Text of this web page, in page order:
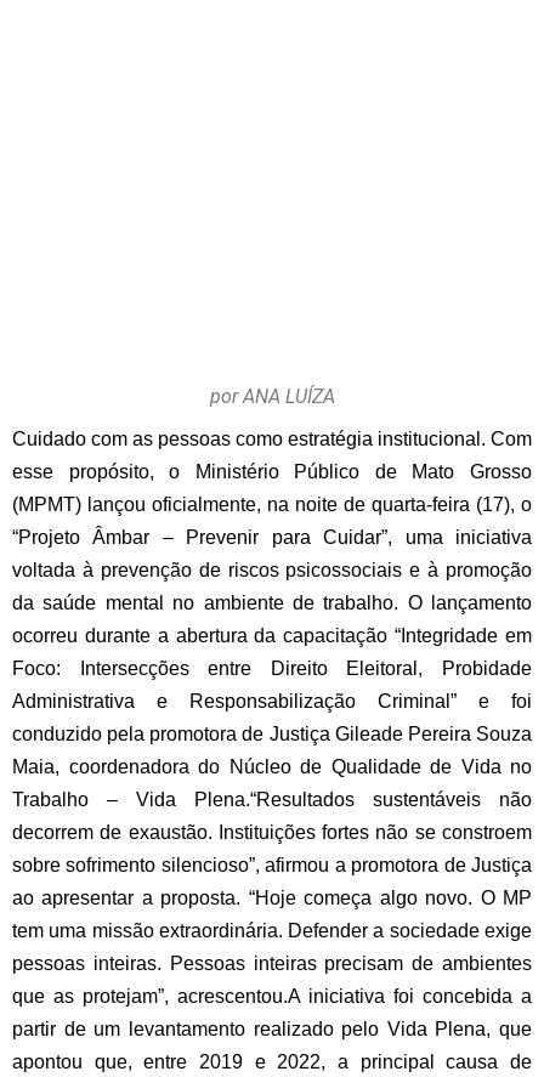
por ANA LUÍZA
Cuidado com as pessoas como estratégia institucional. Com
esse propósito, o Ministério Público de Mato Grosso
(MPMT) lançou oficialmente, na noite de quarta-feira (17), o
“Projeto Âmbar – Prevenir para Cuidar”, uma iniciativa
voltada à prevenção de riscos psicossociais e à promoção
da saúde mental no ambiente de trabalho. O lançamento
ocorreu durante a abertura da capacitação “Integridade em
Foco: Intersecções entre Direito Eleitoral, Probidade
Administrativa e Responsabilização Criminal” e foi
conduzido pela promotora de Justiça Gileade Pereira Souza
Maia, coordenadora do Núcleo de Qualidade de Vida no
Trabalho – Vida Plena.“Resultados sustentáveis não
decorrem de exaustão. Instituições fortes não se constroem
sobre sofrimento silencioso”, afirmou a promotora de Justiça
ao apresentar a proposta. “Hoje começa algo novo. O MP
tem uma missão extraordinária. Defender a sociedade exige
pessoas inteiras. Pessoas inteiras precisam de ambientes
que as protejam”, acrescentou.A iniciativa foi concebida a
partir de um levantamento realizado pelo Vida Plena, que
apontou que, entre 2019 e 2022, a principal causa de